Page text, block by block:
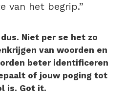
van het begrip.”
Niet per se het zo
van woorden en
beter identificeren
of jouw poging tot
is. Got it.